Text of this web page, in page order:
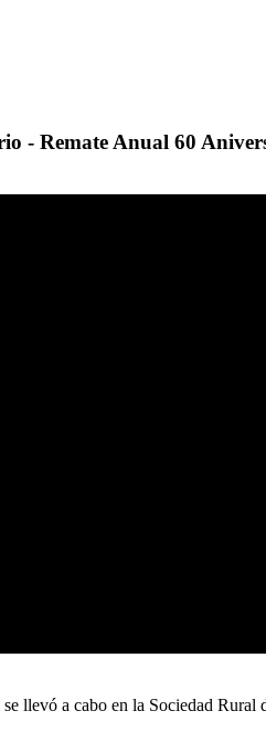
- Remate Anual 60
llevó a cabo en la Sociedad